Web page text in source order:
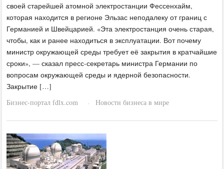
своей старейшей атомной электростанции Фессенхайм,
которая находится в регионе Эльзас неподалеку от границ с
Германией и Швейцарией. «Эта электростанция очень старая,
чтобы, как и ранее находиться в эксплуатации. Вот почему
министр окружающей среды требует её закрытия в кратчайшие
сроки», — сказал пресс-секретарь министра Германии по
вопросам окружающей среды и ядерной безопасности.
Закрытие […]
Бизнес-портал fdlx.com
· Новости бизнеса в мире